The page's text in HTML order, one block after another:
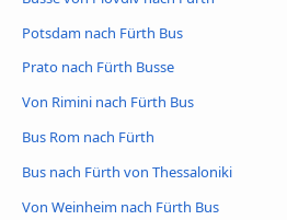
Potsdam nach Fürth Bus
Prato nach Fürth Busse
Von Rimini nach Fürth Bus
Bus Rom nach Fürth
Bus nach Fürth von Thessaloniki
Von Weinheim nach Fürth Bus